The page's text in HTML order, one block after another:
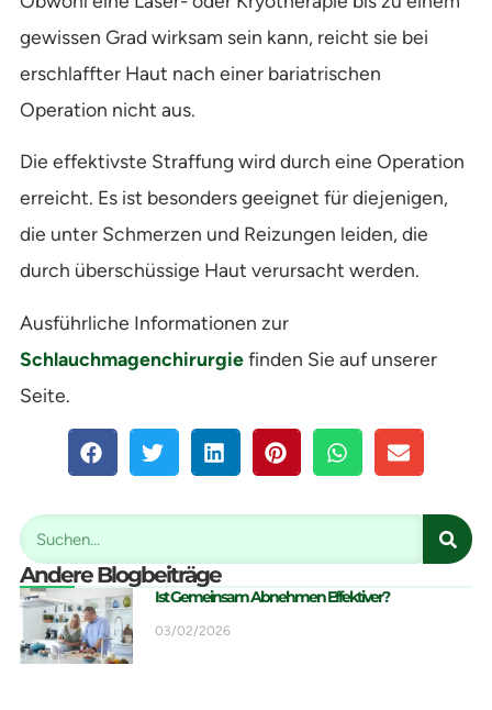
gewissen Grad wirksam sein kann, reicht sie bei
erschlaffter Haut nach einer bariatrischen
Operation nicht aus.
Die effektivste Straffung wird durch eine Operation
erreicht. Es ist besonders geeignet für diejenigen,
die unter Schmerzen und Reizungen leiden, die
durch überschüssige Haut verursacht werden.
Ausführliche Informationen zur
Schlauchmagenchirurgiefinden Sie auf unserer
Seite.
Andere Blogbeiträge
Ist Gemeinsam Abnehmen Effektiver?
03/02/2026